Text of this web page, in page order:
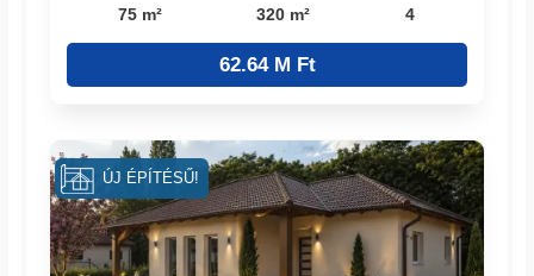
75 m² 320 m² 4
62.64 M Ft
ÚJ ÉPÍTÉSŰ!